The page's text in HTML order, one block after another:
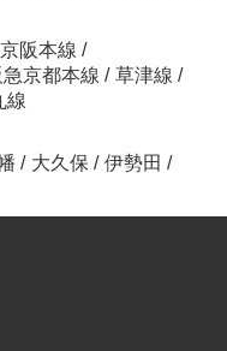
京阪本線 /
急京都本線 / 草津線 /
線
/ 大久保 / 伊勢田 /